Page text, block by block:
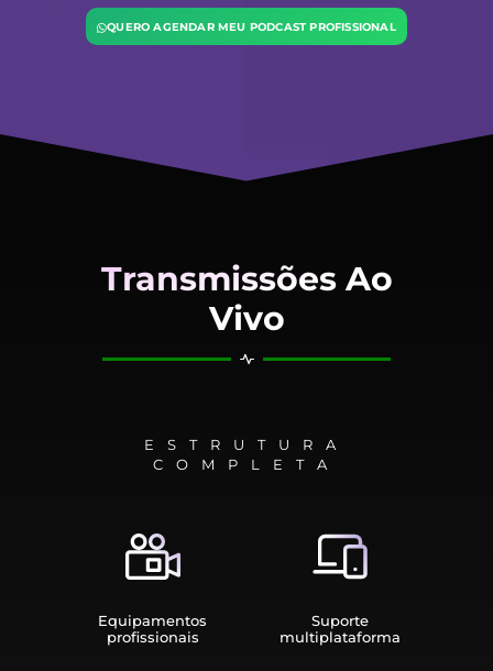
QUERO AGENDAR MEU PODCAST PROFISSIONAL
Transmissões Ao
Vivo
ESTRUTURA
COMPLETA
Equipamen­tos
profissionais
Suporte
multiplata­forma